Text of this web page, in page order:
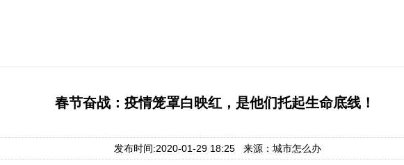
春节奋战：疫情笼罩白映红，是他们托起生命底线！
发布时间:2020-01-29 18:25 来源：城市怎么办